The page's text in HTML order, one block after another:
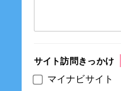
サイト訪問きっかけ
マイナビサイト